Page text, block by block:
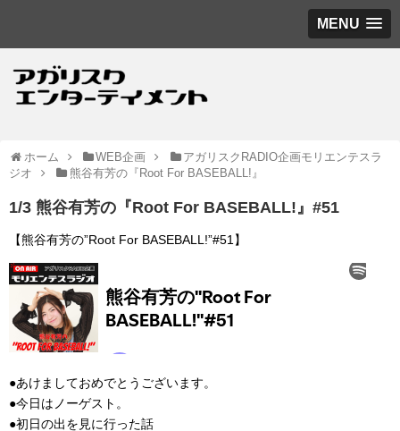
MENU
ホーム WEB企画
アガリスクRADIO企画モリエンテスラ
ジオ
熊谷有芳の『Root For BASEBALL!』
1/3 熊谷有芳の『Root For BASEBALL!』#51
【熊谷有芳の”Root For BASEBALL!”#51】
●あけましておめでとうございます。
●今日はノーゲスト。
●初日の出を見に行った話